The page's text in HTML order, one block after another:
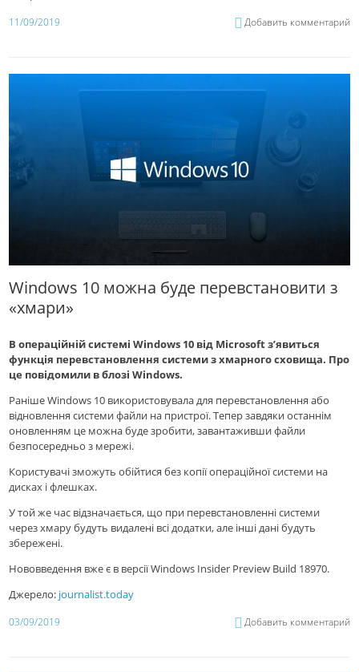
11/09/2019 Добавить комментарий
Windows 10 можна буде перевстановити з
«хмари»
В операційній системі Windows 10 від Microsoft з’явиться
функція перевстановлення системи з хмарного сховища. Про
це повідомили в блозі Windows.
Раніше Windows 10 використовувала для перевстановлення або
відновлення системи файли на пристрої. Тепер завдяки останнім
оновленням це можна буде зробити, завантаживши файли
безпосередньо з мережі.
Користувачі зможуть обійтися без копії операційної системи на
дисках і флешках.
У той же час відзначається, що при перевстановленні системи
через хмару будуть видалені всі додатки, але інші дані будуть
збережені.
Нововведення вже є в версії Windows Insider Preview Build 18970.
Джерело: journalist.today
03/09/2019 Добавить комментарий